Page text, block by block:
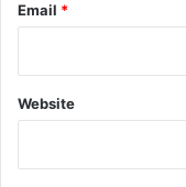
Email *
Website